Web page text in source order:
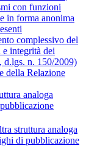
con funzioni
in forma anonima
complessivo del
e integrità dei
d.lgs. n. 150/2009)
della Relazione
analoga
struttura analoga
di pubblicazione